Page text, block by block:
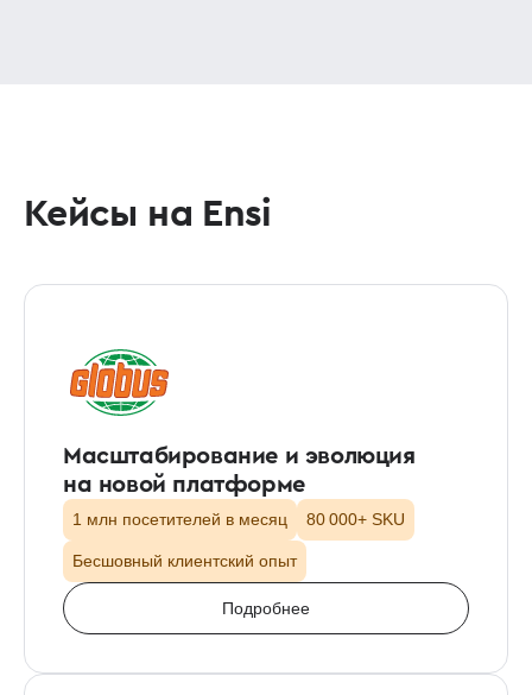
Кейсы на Ensi
Масштабирование и эволюция
на новой платформе
1 млн посетителей в месяц 80 000+ SKU
Бесшовный клиентский опыт
Подробнее